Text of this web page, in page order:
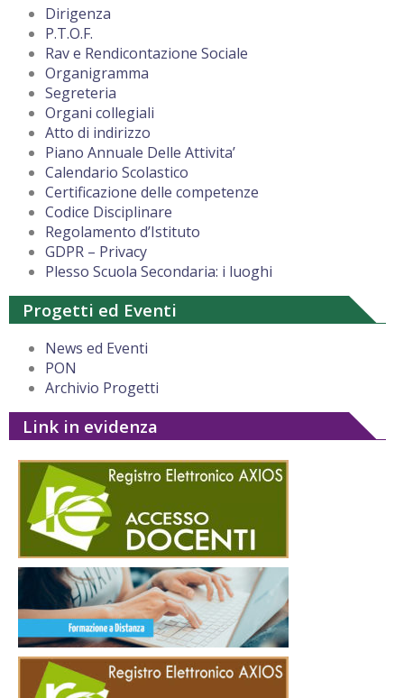
Dirigenza
P.T.O.F.
Rav e Rendicontazione Sociale
Organigramma
Segreteria
Organi collegiali
Atto di indirizzo
Piano Annuale Delle Attivita’
Calendario Scolastico
Certificazione delle competenze
Codice Disciplinare
Regolamento d’Istituto
GDPR – Privacy
Plesso Scuola Secondaria: i luoghi
Progetti ed Eventi
News ed Eventi
PON
Archivio Progetti
Link in evidenza